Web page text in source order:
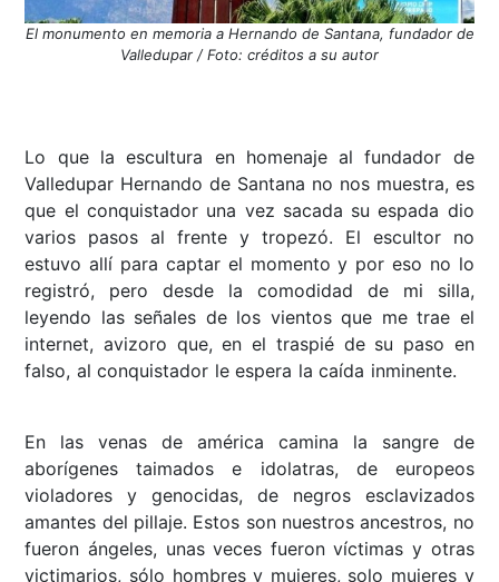
El monumento en memoria a Hernando de Santana, fundador de
Valledupar / Foto: créditos a su autor
Lo que la escultura en homenaje al fundador de
Valledupar Hernando de Santana no nos muestra, es
que el conquistador una vez sacada su espada dio
varios pasos al frente y tropezó. El escultor no
estuvo allí para captar el momento y por eso no lo
registró, pero desde la comodidad de mi silla,
leyendo las señales de los vientos que me trae el
internet, avizoro que, en el traspié de su paso en
falso, al conquistador le espera la caída inminente.
En las venas de américa camina la sangre de
aborígenes taimados e idolatras, de europeos
violadores y genocidas, de negros esclavizados
amantes del pillaje. Estos son nuestros ancestros, no
fueron ángeles, unas veces fueron víctimas y otras
victimarios, sólo hombres y mujeres, solo mujeres y